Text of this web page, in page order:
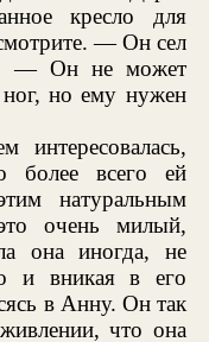
кресло для
— Он сел
— Он не может
ног, но ему нужен
интересовалась,
более всего ей
натуральным
очень милый,
она иногда, не
и вникая в его
в Анну. Он так
что она